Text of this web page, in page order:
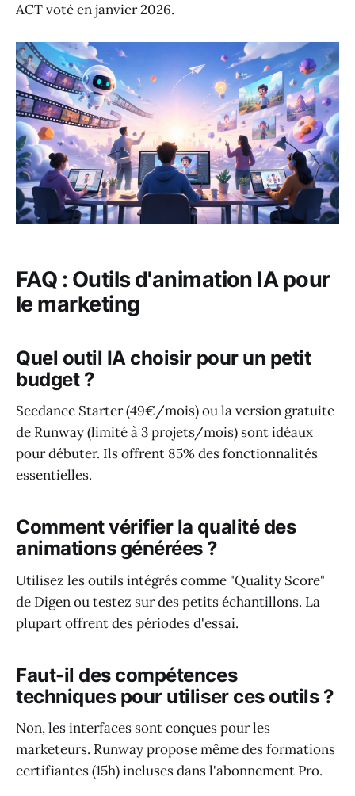
ACT voté en janvier 2026.
FAQ : Outils d'animation IA pour
le marketing
Quel outil IA choisir pour un petit
budget ?
Seedance Starter (49€/mois) ou la version gratuite
de Runway (limité à 3 projets/mois) sont idéaux
pour débuter. Ils offrent 85% des fonctionnalités
essentielles.
Comment vérifier la qualité des
animations générées ?
Utilisez les outils intégrés comme "Quality Score"
de Digen ou testez sur des petits échantillons. La
plupart offrent des périodes d'essai.
Faut-il des compétences
techniques pour utiliser ces outils ?
Non, les interfaces sont conçues pour les
marketeurs. Runway propose même des formations
certifiantes (15h) incluses dans l'abonnement Pro.